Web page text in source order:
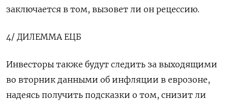
заключается в том, вызовет ли он рецессию.
4/ ДИЛЕММА ЕЦБ
Инвесторы также будут следить за выходящими
во вторник данными об инфляции в еврозоне,
надеясь получить подсказки о том, снизит ли